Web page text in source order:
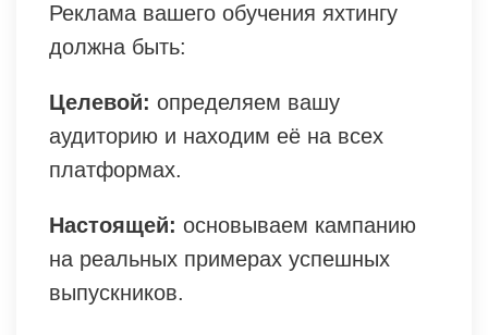
Реклама вашего обучения яхтингу
должна быть:
Целевой: определяем вашу
аудиторию и находим её на всех
платформах.
Настоящей: основываем кампанию
на реальных примерах успешных
выпускников.